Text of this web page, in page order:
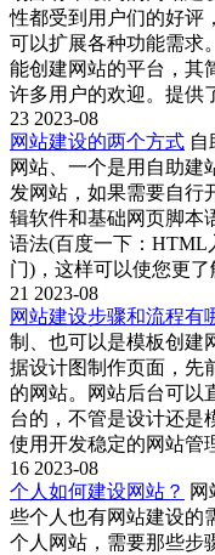
性都受到用户们的好评
可以扩展各种功能需求
能创建网站的平台，其
许多用户的欢迎。提供
23 2023-08
网站建设的两个方式 自
网站、一个是用自助建
发网站，如果需要自行
辑软件和基础网页脚本
语法(百度一下：HTML
门)，这样可以使您更了
21 2023-08
网站建设步骤和流程有
制、也可以是模板创建
据设计图制作页面，先
的网站。网站后台可以
台的，不管是设计还是
使用开发稳定的网站管
16 2023-08
个人如何建设网站？ 网
些个人也有网站建设的
个人网站，需要那些步